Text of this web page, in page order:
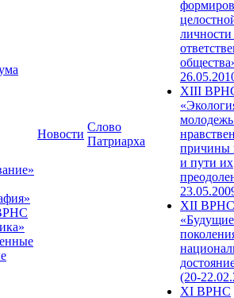
Новости
Слово
Патриарха
XIII
причины
и пути их
XII ВРНС
«Будущие
(20-
XI ВРНС